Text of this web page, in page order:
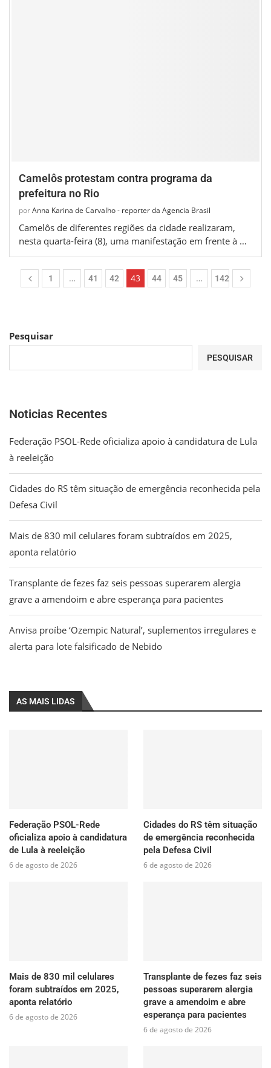
Camelôs protestam contra programa da
prefeitura no Rio
porAnna Karina de Carvalho - reporter da Agencia Brasil
Camelôs de diferentes regiões da cidade realizaram,
nesta quarta-feira (8), uma manifestação em frente à …
1 … 41 42 43 44 45 … 142
Pesquisar
PESQUISAR
Noticias Recentes
Federação PSOL-Rede oficializa apoio à candidatura de Lula
à reeleição
Cidades do RS têm situação de emergência reconhecida pela
Defesa Civil
Mais de 830 mil celulares foram subtraídos em 2025,
aponta relatório
Transplante de fezes faz seis pessoas superarem alergia
grave a amendoim e abre esperança para pacientes
Anvisa proíbe ‘Ozempic Natural’, suplementos irregulares e
alerta para lote falsificado de Nebido
AS MAIS LIDAS
Federação PSOL-Rede
oficializa apoio à candidatura
de Lula à reeleição
6 de agosto de 2026
Cidades do RS têm situação
de emergência reconhecida
pela Defesa Civil
6 de agosto de 2026
Mais de 830 mil celulares
foram subtraídos em 2025,
aponta relatório
6 de agosto de 2026
Transplante de fezes faz seis
pessoas superarem alergia
grave a amendoim e abre
esperança para pacientes
6 de agosto de 2026